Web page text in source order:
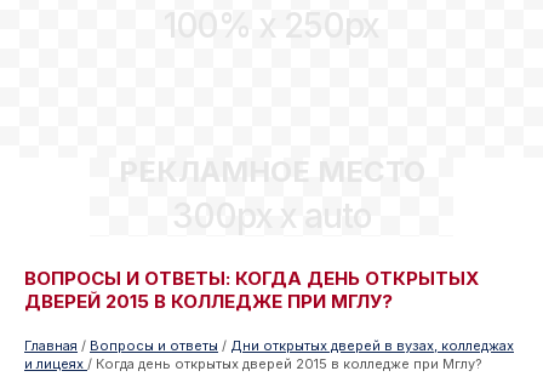
Забыли пароль?
Войти
100% x 250px
РЕКЛАМНОЕ МЕСТО
300px x auto
ВОПРОСЫ И ОТВЕТЫ: КОГДА ДЕНЬ ОТКРЫТЫХ
ДВЕРЕЙ 2015 В КОЛЛЕДЖЕ ПРИ МГЛУ?
Главная / Вопросы и ответы / Дни открытых дверей в вузах, колледжах
и лицеях / Когда день открытых дверей 2015 в колледже при Мглу?